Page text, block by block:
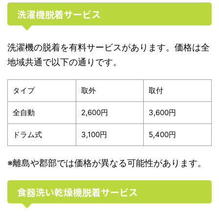
洗濯機脱着サービス
洗濯機の脱着を有料サービスがあります。価格は全
地域共通で以下の通りです。
タイプ 取外 取付
全自動 2,600円 3,600円
ドラム式 3,100円 5,400円
※離島や郡部では価格が異なる可能性があります。
食器洗い乾燥機脱着サービス